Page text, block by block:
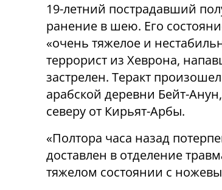
19-летний пострадавший
ранение в шею. Его
«очень тяжелое и
террорист из Хеврона,
застрелен. Теракт
арабской деревни Бейт-
северу от Кирьят-Арбы.
«Полтора часа назад
доставлен в отделение
тяжелом состоянии с